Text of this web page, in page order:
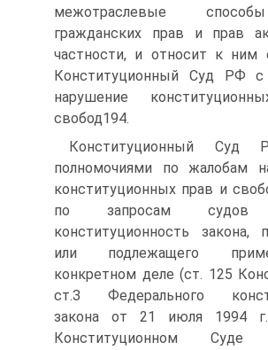
межотраслевые
гражданских прав и прав
частности, и относит к ним
Конституционный Суд РФ
нарушение
свобод194.
Конституционный Суд
полномочиями по жалобам
конституционных прав и
по запросам судов
конституционность закона,
или подлежащего
конкретном деле (ст. 125
ст.З Федерального
закона от 21 июля 1994
Конституционном Суде